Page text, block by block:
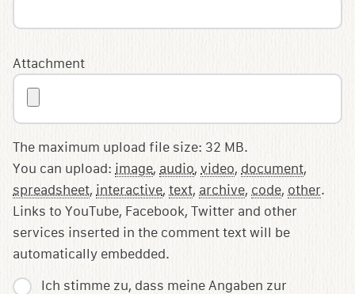
Ich stimme zu, dass meine Angaben zur
Attachment
The maximum upload file size: 32 MB.
You can upload: image, audio, video, document,
spreadsheet, interactive, text, archive, code, other.
Links to YouTube, Facebook, Twitter and other
services inserted in the comment text will be
automatically embedded.